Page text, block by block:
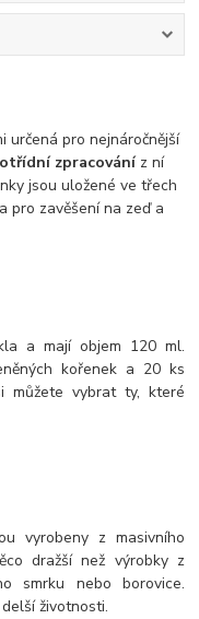
určená pro nejnáročnější
zpracováníz ní
jsou uložené ve třech
pro zavěšení na zeď a
a mají objem 120 ml.
kořenek a 20 ks
můžete vybrat ty, které
vyrobeny z masivního
dražší než výrobky z
smrku nebo borovice.
životnosti.